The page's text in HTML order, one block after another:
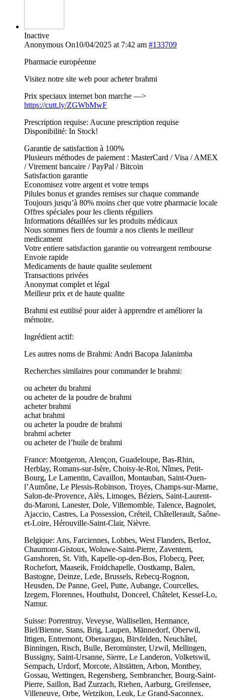
Inactive
Anonymous On10/04/2025 at 7:42 am #133709
Pharmacie européenne
Visitez notre site web pour acheter brahmi
Prix speciaux internet bon marche —>
https://cutt.ly/ZGWbMwF
Prescription requise: Aucune prescription requise
Disponibilité: In Stock!
Garantie de satisfaction à 100%
Plusieurs méthodes de paiement : MasterCard / Visa / AMEX
/ Virement bancaire / PayPal / Bitcoin
Satisfaction garantie
Economisez votre argent et votre temps
Pilules bonus et grandes remises sur chaque commande
Toujours jusqu’à 80% moins cher que votre pharmacie locale
Offres spéciales pour les clients réguliers
Informations détaillées sur les produits médicaux
Nous sommes fiers de fournir a nos clients le meilleur
medicament
Votre entiere satisfaction garantie ou votreargent rembourse
Envoie rapide
Medicaments de haute qualite seulement
Transactions privées
Anonymat complet et légal
Meilleur prix et de haute qualite
Brahmi est eutilisé pour aider à apprendre et améliorer la
mémoire.
Ingrédient actif:
Les autres noms de Brahmi: Andri Bacopa Jalanimba
Recherches similaires pour commander le brahmi:
ou acheter du brahmi
ou acheter de la poudre de brahmi
acheter brahmi
achat brahmi
ou acheter la poudre de brahmi
brahmi acheter
ou acheter de l’huile de brahmi
France: Montgeron, Alençon, Guadeloupe, Bas-Rhin,
Herblay, Romans-sur-Isère, Choisy-le-Roi, Nîmes, Petit-
Bourg, Le Lamentin, Cavaillon, Montauban, Saint-Ouen-
l’Aumône, Le Plessis-Robinson, Troyes, Champs-sur-Marne,
Salon-de-Provence, Alès, Limoges, Béziers, Saint-Laurent-
du-Maroni, Lanester, Dole, Villemomble, Talence, Bagnolet,
Ajaccio, Castres, La Possession, Créteil, Châtellerault, Saône-
et-Loire, Hérouville-Saint-Clair, Nièvre.
Belgique: Ans, Farciennes, Lobbes, West Flanders, Berloz,
Chaumont-Gistoux, Woluwe-Saint-Pierre, Zaventem,
Ganshoren, St. Vith, Kapelle-op-den-Bos, Flobecq, Peer,
Rochefort, Maaseik, Froidchapelle, Oostkamp, Balen,
Bastogne, Deinze, Lede, Brussels, Rebecq-Rognon,
Heusden, De Panne, Geel, Putte, Aubange, Courcelles,
Izegem, Florennes, Houthulst, Donceel, Châtelet, Kessel-Lo,
Namur.
Suisse: Porrentruy, Veveyse, Wallisellen, Hermance,
Biel/Bienne, Stans, Brig, Laupen, Männedorf, Oberwil,
Ittigen, Entremont, Oberaargau, Birsfelden, Neuchâtel,
Binningen, Risch, Bulle, Beromünster, Uzwil, Mellingen,
Bussigny, Saint-Ursanne, Sierre, Le Landeron, Volketswil,
Sempach, Urdorf, Morcote, Altstätten, Arbon, Monthey,
Gossau, Wettingen, Regensberg, Sembrancher, Bourg-Saint-
Pierre, Saillon, Bad Zurzach, Riehen, Aarburg, Greifensee,
Villeneuve, Orbe, Wetzikon, Leuk, Le Grand-Saconnex.